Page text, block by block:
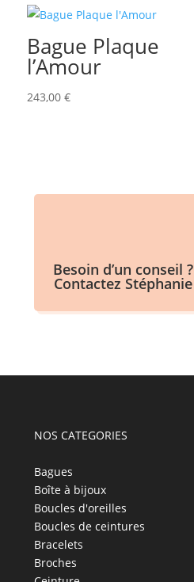
Bague Plaque
l’Amour
243,00 €
Besoin d’un conseil ?
Contactez Stéphanie
NOS CATEGORIES
Bagues
Boîte à bijoux
Boucles d'oreilles
Boucles de ceintures
Bracelets
Broches